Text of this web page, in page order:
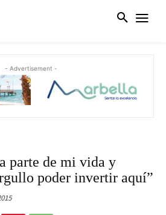
- Advertisement -
parte de mi vida y
poder invertir aquí”